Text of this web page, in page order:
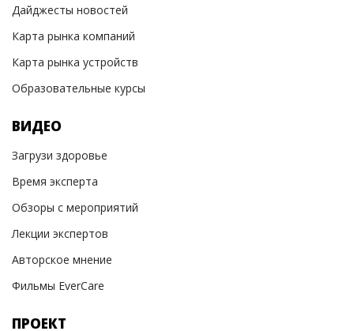
Дайджесты новостей
Карта рынка компаний
Карта рынка устройств
Образовательные курсы
ВИДЕО
Загрузи здоровье
Время эксперта
Обзоры с мероприятий
Лекции экспертов
Авторское мнение
Фильмы EverCare
ПРОЕКТ